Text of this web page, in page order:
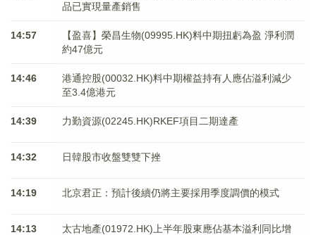
品已實現量產銷售
14:57
【盈喜】榮昌生物(09995.HK)料中期扭虧為盈 淨利潤
約47億元
14:46
港通控股(00032.HK)料中期權益持有人應佔溢利減少
至3.4億港元
14:39 力勤資源(02245.HK)RKEF項目二期達產
14:32 日韓股市收盤雙雙下挫
14:19 北京君正：預計後續仍將主要採用季度調價的模式
14:13
太古地產(01972.HK)上半年股東應佔基本溢利同比增